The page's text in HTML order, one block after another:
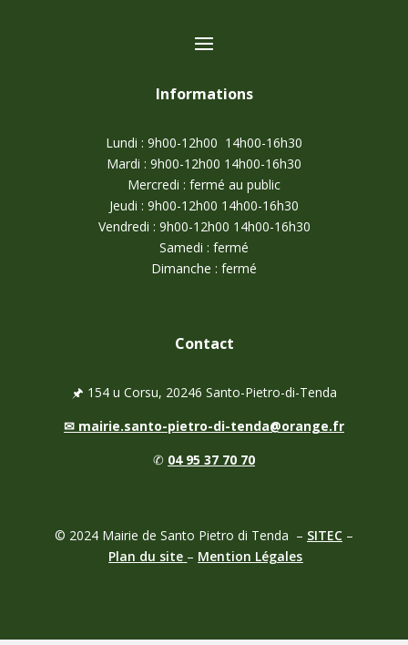
Informations
Lundi : 9h00-12h00 14h00-16h30
Mardi : 9h00-12h00 14h00-16h30
Mercredi : fermé au public
Jeudi : 9h00-12h00 14h00-16h30
Vendredi : 9h00-12h00 14h00-16h30
Samedi : fermé
Dimanche : fermé
Contact
🖈 154 u Corsu, 20246 Santo-Pietro-di-Tenda
✉ mairie.santo-pietro-di-tenda@orange.fr
✆ 04 95 37 70 70
© 2024 Mairie de Santo Pietro di Tenda – SITEC–
Plan du site – Mention Légales